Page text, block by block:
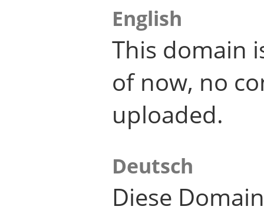
English
This domain
of now, no
uploaded.
Deutsch
Diese